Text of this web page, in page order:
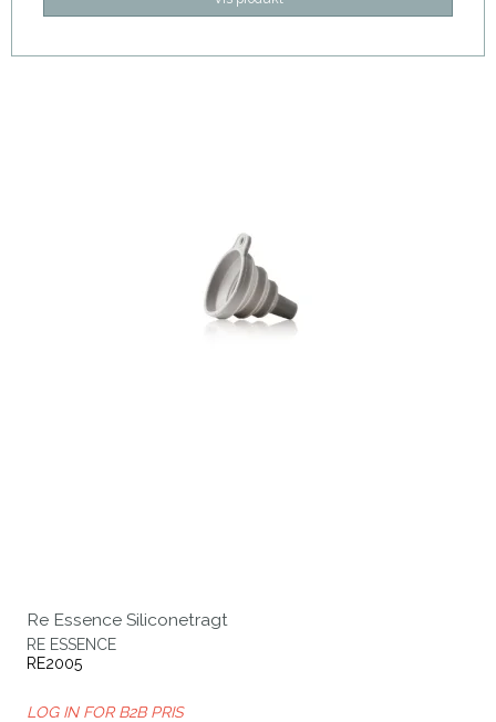
Re Essence Siliconetragt
RE ESSENCE
RE2005
LOG IN FOR B2B PRIS